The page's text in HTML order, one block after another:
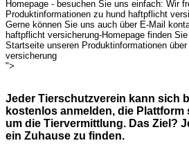
Homepage - besuchen Sie uns einfach: Wir
Produktinformationen zu hund haftpflicht
Gerne können Sie uns auch über E-Mail
haftpflicht versicherung-Homepage finden
Startseite unseren Produktinformationen
versicherung
">
Jeder Tierschutzverein kann sich
kostenlos anmelden, die
um die Tiervermittlung. Das Ziel?
ein Zuhause zu finden.